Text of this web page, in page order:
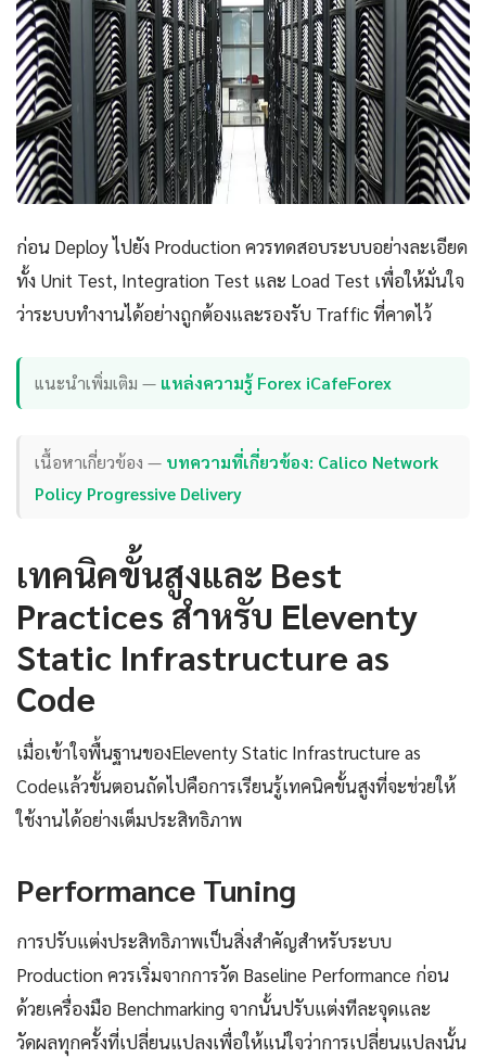
ก่อน Deploy ไปยัง Production ควรทดสอบระบบอย่างละเอียด
ทั้ง Unit Test, Integration Test และ Load Test เพื่อให้มั่นใจ
ว่าระบบทำงานได้อย่างถูกต้องและรองรับ Traffic ที่คาดไว้
แนะนำเพิ่มเติม — แหล่งความรู้ Forex iCafeForex
เนื้อหาเกี่ยวข้อง — บทความที่เกี่ยวข้อง: Calico Network
Policy Progressive Delivery
เทคนิคขั้นสูงและ Best
Practices สำหรับ Eleventy
Static Infrastructure as
Code
เมื่อเข้าใจพื้นฐานของEleventy Static Infrastructure as
Codeแล้วขั้นตอนถัดไปคือการเรียนรู้เทคนิคขั้นสูงที่จะช่วยให้
ใช้งานได้อย่างเต็มประสิทธิภาพ
Performance Tuning
การปรับแต่งประสิทธิภาพเป็นสิ่งสำคัญสำหรับระบบ
Production ควรเริ่มจากการวัด Baseline Performance ก่อน
ด้วยเครื่องมือ Benchmarking จากนั้นปรับแต่งทีละจุดและ
วัดผลทุกครั้งที่เปลี่ยนแปลงเพื่อให้แน่ใจว่าการเปลี่ยนแปลงนั้น